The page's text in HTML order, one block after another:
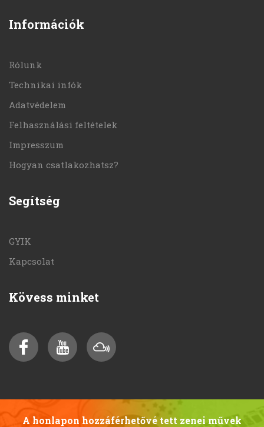
Információk
Rólunk
Technikai infók
Adatvédelem
Felhasználási feltételek
Impresszum
Hogyan csatlakozhatsz?
Segítség
GYIK
Kapcsolat
Kövess minket
A honlapon hozzáférhetővé tett zenei művek